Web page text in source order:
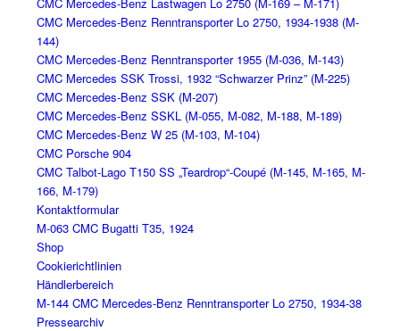
CMC Mercedes-Benz Renntransporter Lo 2750, 1934-1938 (M-
144)
CMC Mercedes-Benz Renntransporter 1955 (M-036, M-143)
CMC Mercedes SSK Trossi, 1932 “Schwarzer Prinz” (M-225)
CMC Mercedes-Benz SSK (M-207)
CMC Mercedes-Benz SSKL (M-055, M-082, M-188, M-189)
CMC Mercedes-Benz W 25 (M-103, M-104)
CMC Porsche 904
CMC Talbot-Lago T150 SS „Teardrop“-Coupé (M-145, M-165, M-
166, M-179)
Kontaktformular
M-063 CMC Bugatti T35, 1924
Shop
Cookierichtlinien
Händlerbereich
M-144 CMC Mercedes-Benz Renntransporter Lo 2750, 1934-38
Pressearchiv